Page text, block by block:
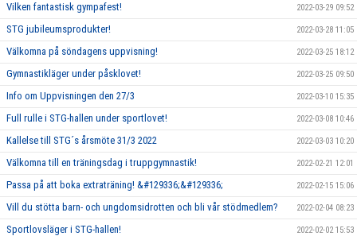
Vilken fantastisk gympafest! 2022-03-29 09:52
STG jubileumsprodukter! 2022-03-28 11:05
Välkomna på söndagens uppvisning! 2022-03-25 18:12
Gymnastikläger under påsklovet! 2022-03-25 09:50
Info om Uppvisningen den 27/3 2022-03-10 15:35
Full rulle i STG-hallen under sportlovet! 2022-03-08 10:46
Kallelse till STG´s årsmöte 31/3 2022 2022-03-03 10:20
Välkomna till en träningsdag i truppgymnastik! 2022-02-21 12:01
Passa på att boka extraträning! &#129336;&#129336; 2022-02-15 15:06
Vill du stötta barn- och ungdomsidrotten och bli vår stödmedlem? 2022-02-04 08:23
Sportlovsläger i STG-hallen! 2022-02-02 15:53